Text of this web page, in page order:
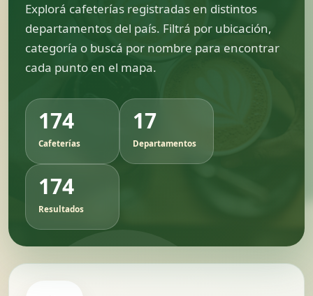
Explorá cafeterías registradas en distintos
departamentos del país. Filtrá por ubicación,
categoría o buscá por nombre para encontrar
cada punto en el mapa.
174
Cafeterías
17
Departamentos
174
Resultados